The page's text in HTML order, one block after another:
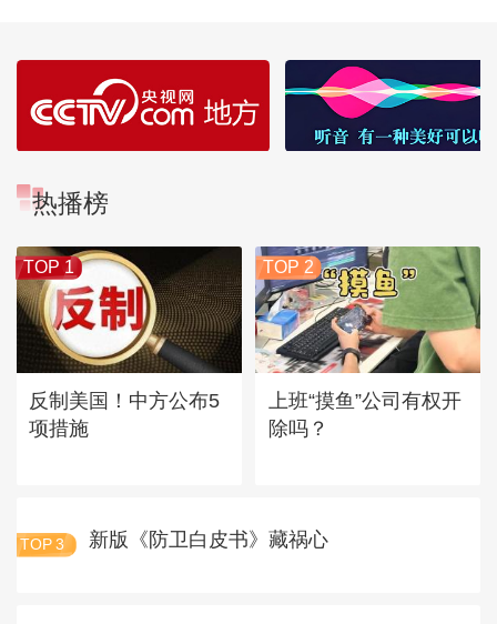
热播榜
TOP 1
反制美国！中方公布5
项措施
TOP 2
上班“摸鱼”公司有权开
除吗？
TOP 3 新版《防卫白皮书》藏祸心